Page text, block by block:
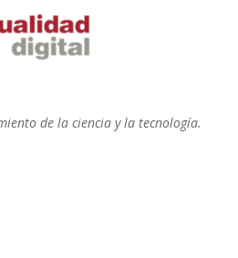
de la ciencia y la tecnología.